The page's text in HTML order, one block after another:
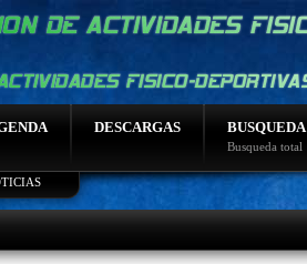
DESCARGAS BUSQUEDA
Busqueda total
más leido
Salidas curso montaña